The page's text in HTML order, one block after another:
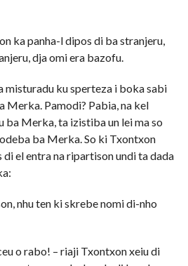
ka panha-l dipos di ba stranjeru,
dja omi era bazofu.
ku sperteza i boka sabi
Merka. Pamodi? Pabia, na kel
ba Merka, ta izistiba un lei ma so
ba Merka. So ki Txontxon
el entra na ripartison undi ta dada
nhu ten ki skrebe nomi di-nho
o rabo! – riaji Txontxon xeiu di